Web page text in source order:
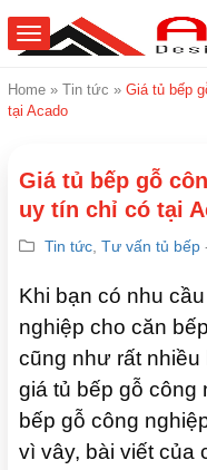
Home » Tin tức » Giá tủ bếp
tại Acado
Giá tủ bếp gỗ
uy tín chỉ có tại
Tin tức Tư vấn tủ bếp
Khi bạn có nhu
nghiệp cho căn
cũng như rất nhiều
giá tủ bếp gỗ công
bếp gỗ công
vì vây, bài viết của